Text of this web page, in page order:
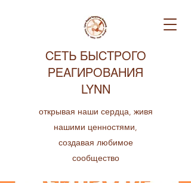
СЕТЬ БЫСТРОГО
РЕАГИРОВАНИЯ
LYNN
открывая наши сердца, живя
нашими ценностями,
создавая любимое
сообщество